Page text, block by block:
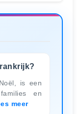
is een
en
meer